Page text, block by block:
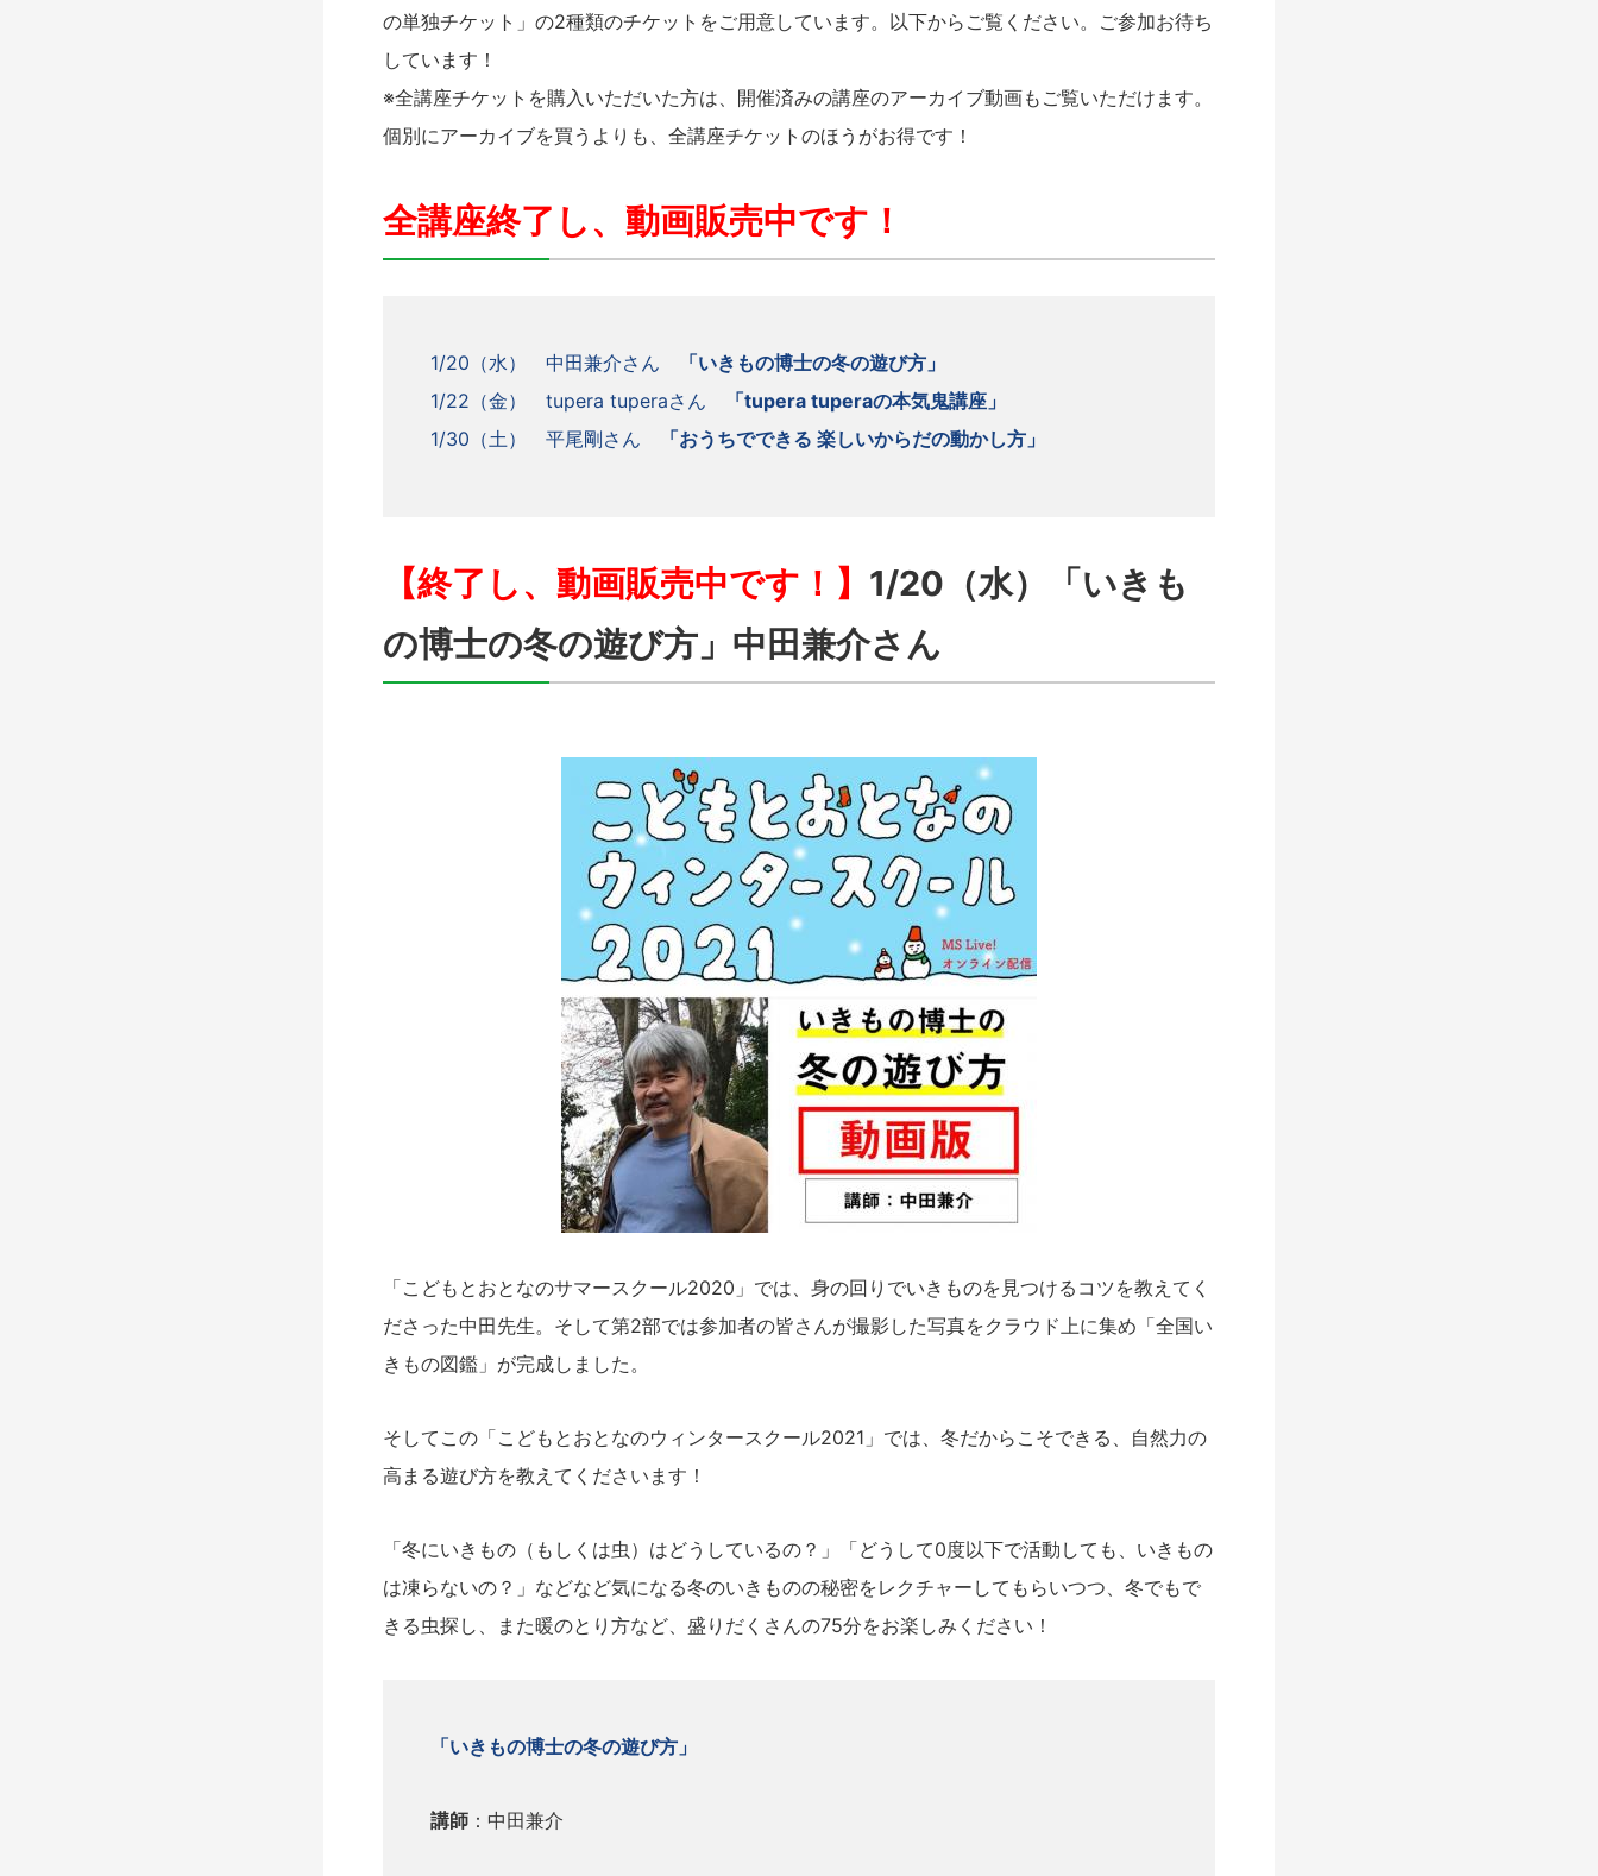
の単独チケット」の2種類のチケットをご用意しています。以下からご覧ください。ご参加お待ち
しています！
※全講座チケットを購入いただいた方は、開催済みの講座のアーカイブ動画もご覧いただけます。
個別にアーカイブを買うよりも、全講座チケットのほうがお得です！
全講座終了し、動画販売中です！
1/20（水） 中田兼介さん
「いきもの博士の冬の遊び方」
1/22（金） tupera tuperaさん
「tupera tuperaの本気鬼講座」
1/30（土） 平尾剛さん
「おうちでできる 楽しいからだの動かし方」
【終了し、動画販売中です！】 1/20（水）「いきも
の博士の冬の遊び方」中田兼介さん
「こどもとおとなのサマースクール2020」では、身の回りでいきものを見つけるコツを教えてく
ださった中田先生。そして第2部では参加者の皆さんが撮影した写真をクラウド上に集め「全国い
きもの図鑑」が完成しました。
そしてこの「こどもとおとなのウィンタースクール2021」では、冬だからこそできる、自然力の
高まる遊び方を教えてくださいます！
「冬にいきもの（もしくは虫）はどうしているの？」「どうして0度以下で活動しても、いきもの
は凍らないの？」などなど気になる冬のいきものの秘密をレクチャーしてもらいつつ、冬でもで
きる虫探し、また暖のとり方など、盛りだくさんの75分をお楽しみください！
「いきもの博士の冬の遊び方」
講師 ：中田兼介